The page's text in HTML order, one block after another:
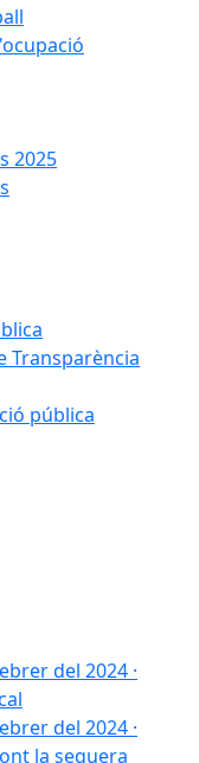
2025
Transparència
pública
del 2024 ·
del 2024 ·
la sequera